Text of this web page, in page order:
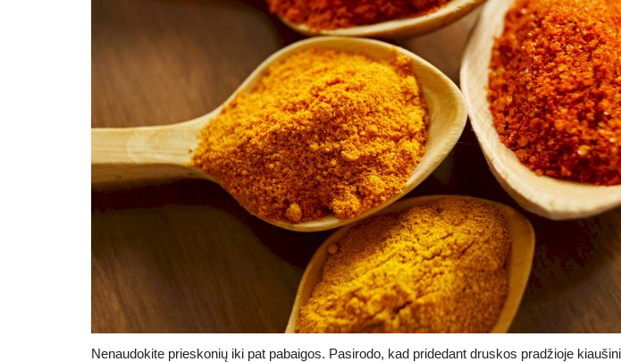
Nenaudokite prieskonių iki pat pabaigos. Pasirodo, kad pridedant druskos pradžioje